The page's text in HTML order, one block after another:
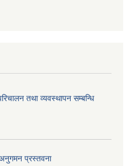
तथा व्यवस्थापन सम्बन्धि
प्रस्तवना